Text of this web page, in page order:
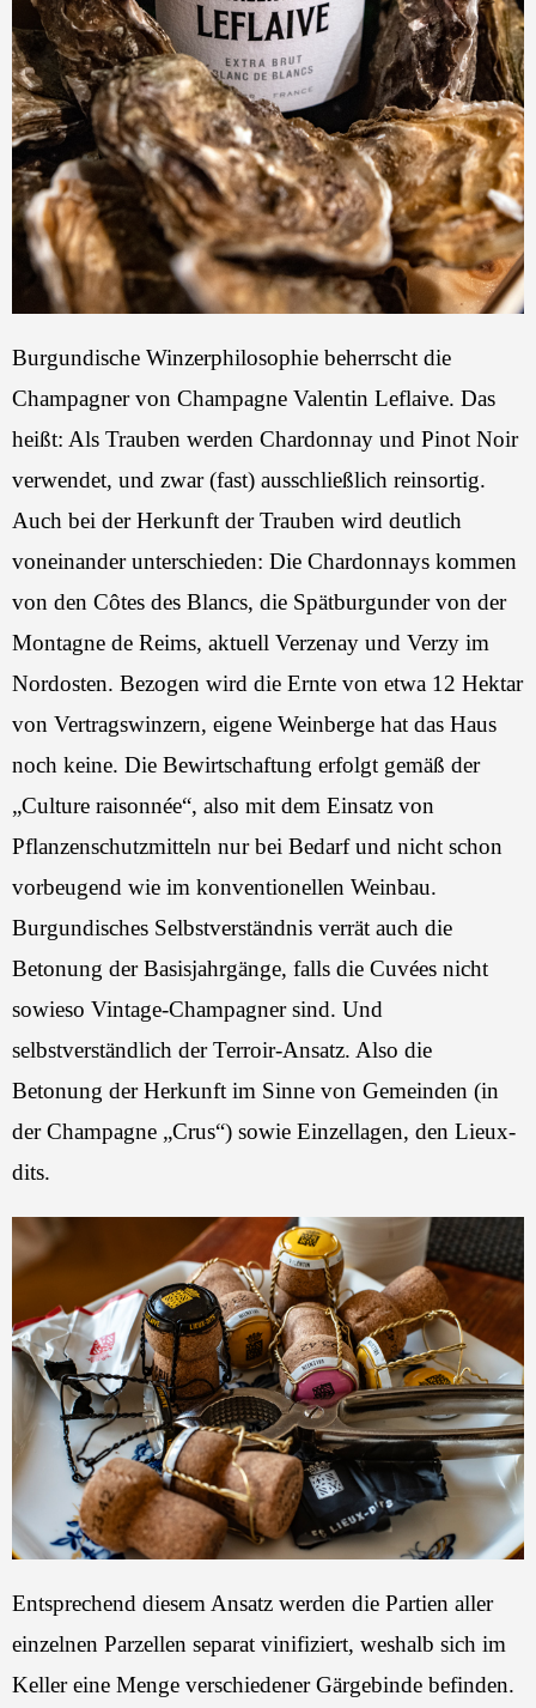
Burgundische Winzerphilosophie beherrscht die
Champagner von Champagne Valentin Leflaive. Das
heißt: Als Trauben werden Chardonnay und Pinot Noir
verwendet, und zwar (fast) ausschließlich reinsortig.
Auch bei der Herkunft der Trauben wird deutlich
voneinander unterschieden: Die Chardonnays kommen
von den Côtes des Blancs, die Spätburgunder von der
Montagne de Reims, aktuell Verzenay und Verzy im
Nordosten. Bezogen wird die Ernte von etwa 12 Hektar
von Vertragswinzern, eigene Weinberge hat das Haus
noch keine. Die Bewirtschaftung erfolgt gemäß der
„Culture raisonnée“, also mit dem Einsatz von
Pflanzenschutzmitteln nur bei Bedarf und nicht schon
vorbeugend wie im konventionellen Weinbau.
Burgundisches Selbstverständnis verrät auch die
Betonung der Basisjahrgänge, falls die Cuvées nicht
sowieso Vintage-Champagner sind. Und
selbstverständlich der Terroir-Ansatz. Also die
Betonung der Herkunft im Sinne von Gemeinden (in
der Champagne „Crus“) sowie Einzellagen, den Lieux-
dits.
Entsprechend diesem Ansatz werden die Partien aller
einzelnen Parzellen separat vinifiziert, weshalb sich im
Keller eine Menge verschiedener Gärgebinde befinden.